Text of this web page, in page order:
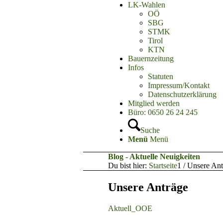
LK-Wahlen
OÖ
SBG
STMK
Tirol
KTN
Bauernzeitung
Infos
Statuten
Impressum/Kontakt
Datenschutzerklärung
Mitglied werden
Büro: 0650 26 24 245
Suche
Menü Menü
Blog - Aktuelle Neuigkeiten
Du bist hier: Startseite1 / Unsere
Unsere Anträge
Aktuell_OOE